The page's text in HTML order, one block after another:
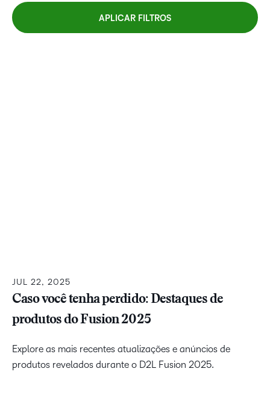
APLICAR FILTROS
JUL 22, 2025
Caso você tenha perdido: Destaques de
produtos do Fusion 2025
Explore as mais recentes atualizações e anúncios de
produtos revelados durante o D2L Fusion 2025.